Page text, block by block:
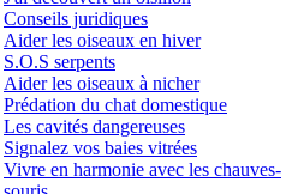
Conseils juridiques
Aider les oiseaux en hiver
S.O.S serpents
Aider les oiseaux à nicher
Prédation du chat domestique
Les cavités dangereuses
Signalez vos baies vitrées
Vivre en harmonie avec les chauves-